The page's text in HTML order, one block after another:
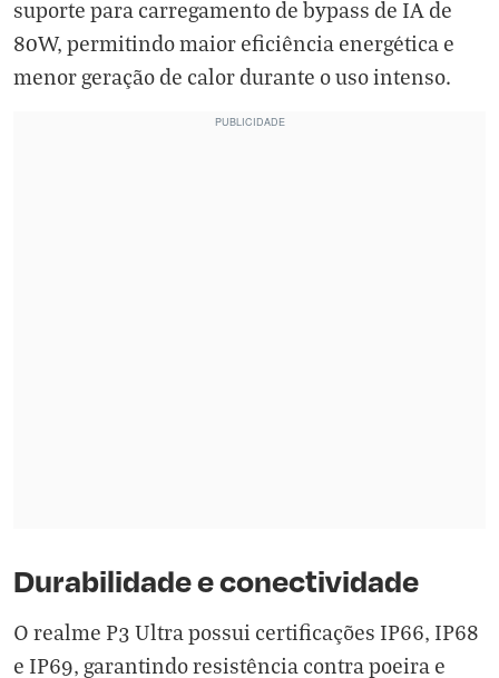
suporte para carregamento de bypass de IA de
80W, permitindo maior eficiência energética e
menor geração de calor durante o uso intenso.
Durabilidade e conectividade
O realme P3 Ultra possui certificações IP66, IP68
e IP69, garantindo resistência contra poeira e